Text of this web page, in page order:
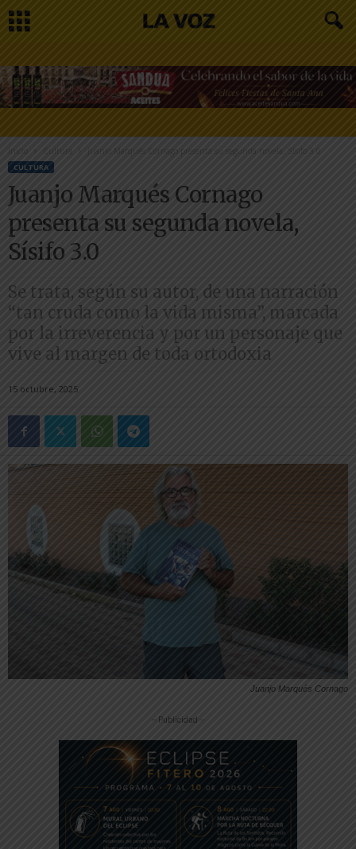
Inicio Cultura Juanjo Marqués Cornago presenta su segunda novela, Sísifo 3.0
CULTURA
Juanjo Marqués Cornago
presenta su segunda novela,
Sísifo 3.0
Se trata, según su autor, de una narración
“tan cruda como la vida misma”, marcada
por la irreverencia y por un personaje que
vive al margen de toda ortodoxia
15 octubre, 2025
Juanjo Marqués Cornago
-- Publicidad --